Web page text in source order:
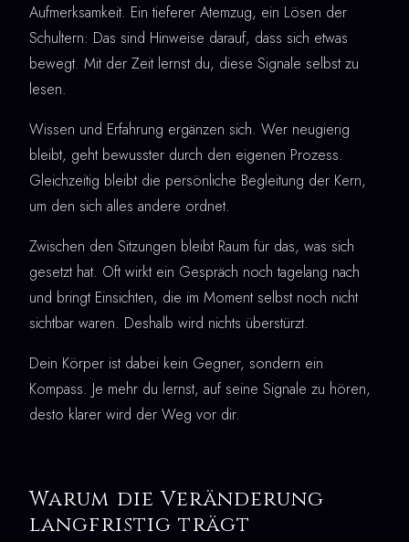
Aufmerksamkeit. Ein tieferer Atemzug, ein Lösen der
Schultern: Das sind Hinweise darauf, dass sich etwas
bewegt. Mit der Zeit lernst du, diese Signale selbst zu
lesen.
Wissen und Erfahrung ergänzen sich. Wer neugierig
bleibt, geht bewusster durch den eigenen Prozess.
Gleichzeitig bleibt die persönliche Begleitung der Kern,
um den sich alles andere ordnet.
Zwischen den Sitzungen bleibt Raum für das, was sich
gesetzt hat. Oft wirkt ein Gespräch noch tagelang nach
und bringt Einsichten, die im Moment selbst noch nicht
sichtbar waren. Deshalb wird nichts überstürzt.
Dein Körper ist dabei kein Gegner, sondern ein
Kompass. Je mehr du lernst, auf seine Signale zu hören,
desto klarer wird der Weg vor dir.
Warum die Veränderung
langfristig trägt